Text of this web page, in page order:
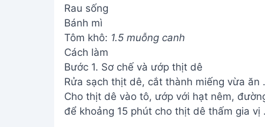
Rau sống
Bánh mì
Tôm khô: 1.5 muỗng canh
Cách làm
Bước 1. Sơ chế và ướp thịt dê
Rửa sạch thịt dê, cắt thành miếng vừa ăn .
Cho thịt dê vào tô, ướp với hạt nêm,
để khoảng 15 phút cho thịt dê thấm gia vị .